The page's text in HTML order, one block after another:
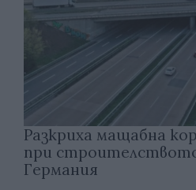
Разкриха мащабна
при
Германия